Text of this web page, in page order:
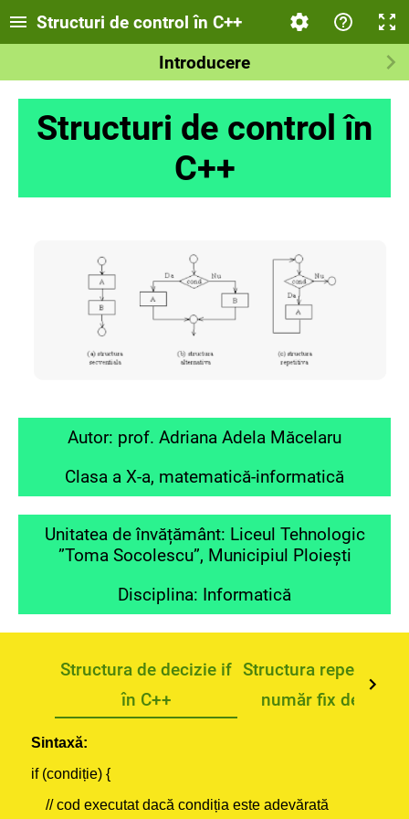
Structuri de control în C++
Introducere
Structuri de control în
C++
Autor: prof. Adriana Adela Măcelaru
Clasa a X-a, matematică-informatică
Unitatea de învățământ: Liceul Tehnologic
”Toma Socolescu”, Municipiul Ploiești
Disciplina: Informatică
Structura de decizie if
în C++
Structura repetitivă
număr fix de pași
Sintaxă:
if (condiție) {
// cod executat dacă condiția este adevărată